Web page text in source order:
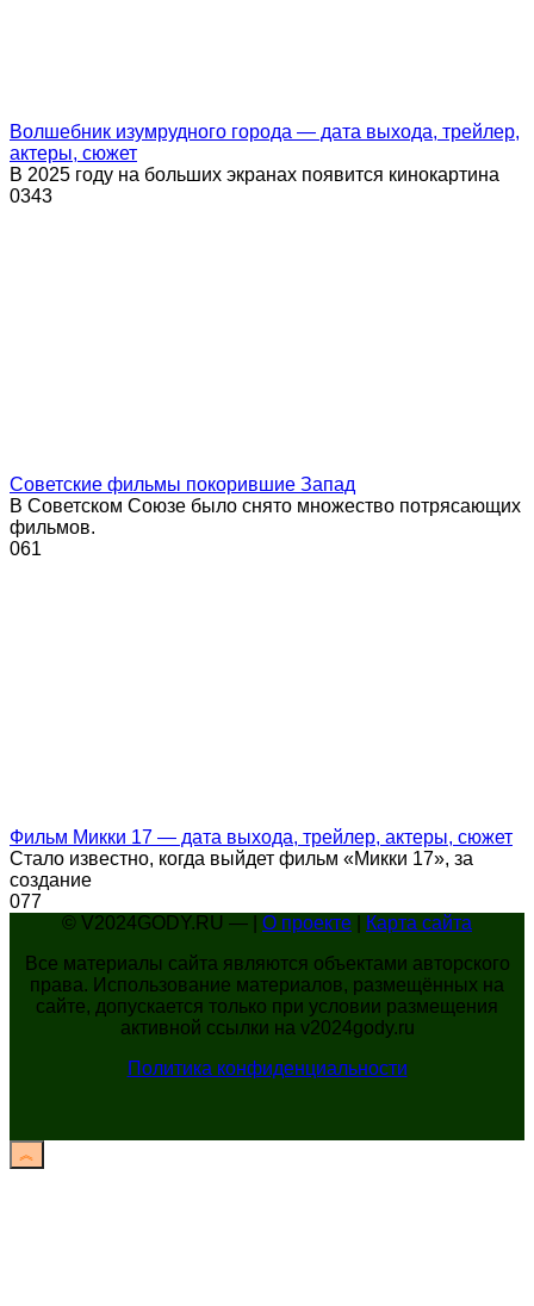
Волшебник изумрудного города — дата выхода, трейлер,
актеры, сюжет
В 2025 году на больших экранах появится кинокартина
0343
Советские фильмы покорившие Запад
В Советском Союзе было снято множество потрясающих
фильмов.
061
Фильм Микки 17 — дата выхода, трейлер, актеры, сюжет
Стало известно, когда выйдет фильм «Микки 17», за
создание
077
© V2024GODY.RU — | О проекте
Карта сайта
Все материалы сайта являются объектами авторского
права. Использование материалов, размещённых на
сайте, допускается только при условии размещения
активной ссылки на v2024gody.ru
Политика конфиденциальности